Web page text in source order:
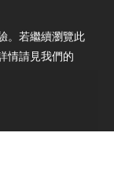
。若繼續瀏覽此
情請見我們的